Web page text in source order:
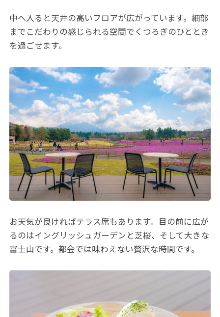
中へ入ると天井の高いフロアが広がっています。細部
までこだわりの感じられる空間でくつろぎのひととき
を過ごせます。
お天気が良ければテラス席もあります。目の前に広が
るのはイングリッシュガーデンと芝桜、そして大きな
富士山です。都会では味わえない贅沢な時間です。